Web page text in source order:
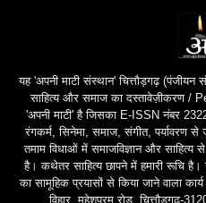
यह 'अपनी माटी संस्थान' चित्तौड़गढ़ (पंजीयन
साहित्य और समाज का दस्तावेज़ीकरण /
'अपनी माटी' है जिसका E-ISSN नंबर
रंगकर्म, सिनेमा, समाज, संगीत, पर्यावरण
तमाम विधाओं में समाजविज्ञान और
है। कथेतर साहित्य छापने में हमारी रूचि है।
का सामूहिक प्रयासों से किया जाने वाला
विहार, महेशपुरम रोड़, चित्तौड़गढ़-